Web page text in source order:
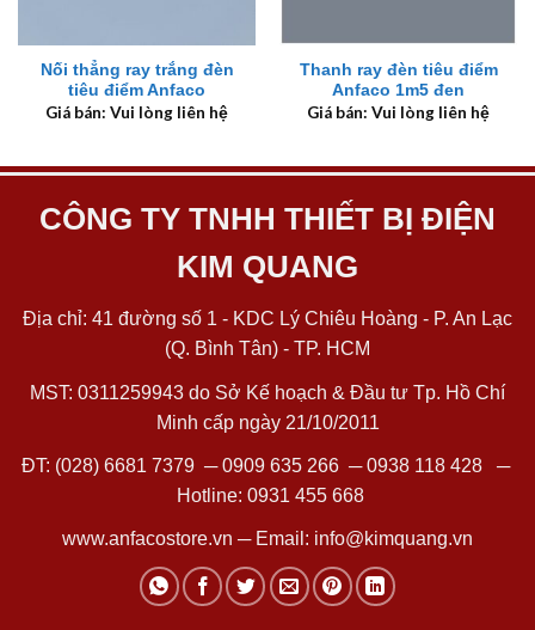
Nối thẳng ray trắng đèn
tiêu điểm Anfaco
Giá bán: Vui lòng liên hệ
Thanh ray đèn tiêu điểm
Anfaco 1m5 đen
Giá bán: Vui lòng liên hệ
CÔNG TY TNHH THIẾT BỊ ĐIỆN
KIM QUANG
Địa chỉ: 41 đường số 1 - KDC Lý Chiêu Hoàng - P. An Lạc
(Q. Bình Tân) - TP. HCM
MST: 0311259943 do Sở Kế hoạch & Đầu tư Tp. Hồ Chí
Minh cấp ngày 21/10/2011
ĐT: (028) 6681 7379 ─0909 635 266─0938 118 428─
Hotline: 0931 455 668
www.anfacostore.vn ─ Email: info@kimquang.vn